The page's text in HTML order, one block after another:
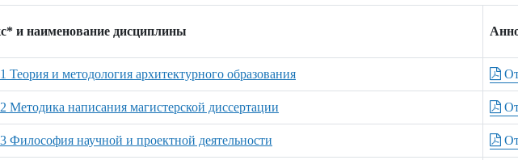
и наименование дисциплины
Теория и методология архитектурного образования
Методика написания магистерской диссертации
Философия научной и проектной деятельности